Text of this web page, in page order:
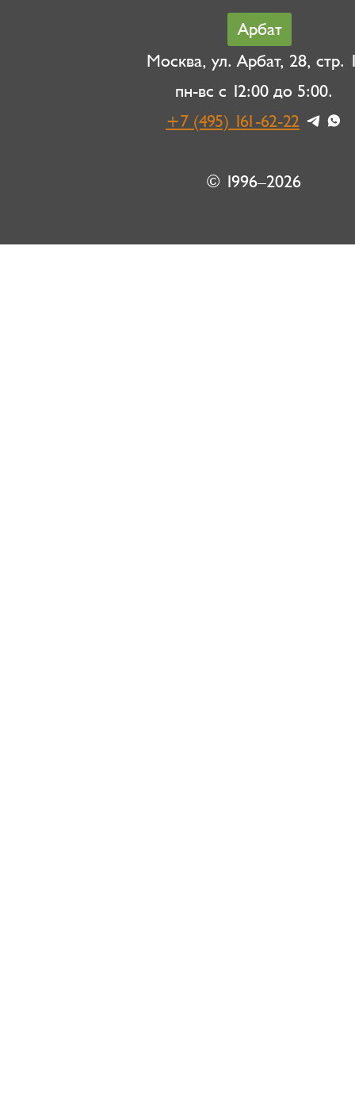
Арбат
Москва, ул. Арбат, 28, стр.
пн-вс с 12:00 до 5:00.
+7 (495) 161-62-22
© 1996–2026